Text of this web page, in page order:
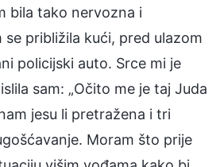
bila tako nervozna i
se približila kući, pred ulazom
policijski auto. Srce mi je
sam: „Očito me je taj Juda
jesu li pretražena i tri
Moram što prije